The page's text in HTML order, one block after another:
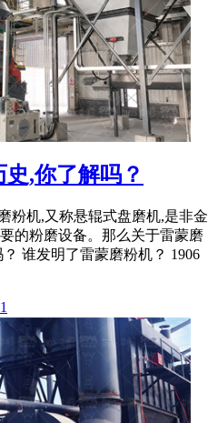
,你了解吗？
粉机,又称悬辊式盘磨机,是非金
的粉磨设备。那么关于雷蒙磨
谁发明了雷蒙磨粉机？ 1906